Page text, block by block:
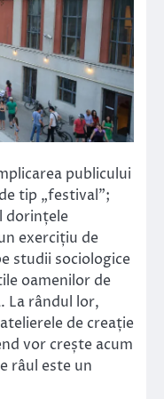
publicului
tip „festival”;
dorințele
exercițiu de
studii sociologice
oamenilor de
La rândul lor,
de creație
vor crește acum
râul este un